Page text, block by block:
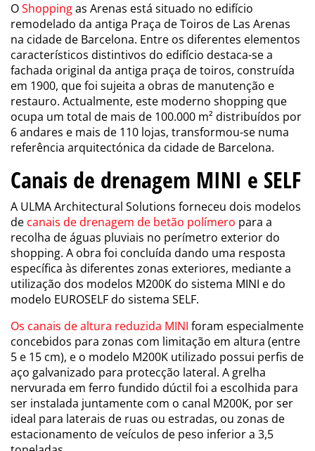
OShoppingas Arenas está situado no edifício
remodelado da antiga Praça de Toiros de Las Arenas
na cidade de Barcelona. Entre os diferentes elementos
característicos distintivos do edifício destaca-se a
fachada original da antiga praça de toiros, construída
em 1900, que foi sujeita a obras de manutenção e
restauro. Actualmente, este moderno shopping que
ocupa um total de mais de 100.000 m² distribuídos por
6 andares e mais de 110 lojas, transformou-se numa
referência arquitectónica da cidade de Barcelona.
Canais de drenagem MINI e SELF
A ULMA Architectural Solutions forneceu dois modelos
de canais de drenagem de betão polímero para a
recolha de águas pluviais no perímetro exterior do
shopping. A obra foi concluída dando uma resposta
específica às diferentes zonas exteriores, mediante a
utilização dos modelos M200K do sistema MINI e do
modelo EUROSELF do sistema SELF.
Os canais de altura reduzida MINI foram especialmente
concebidos para zonas com limitação em altura (entre
5 e 15 cm), e o modelo M200K utilizado possui perfis de
aço galvanizado para protecção lateral. A grelha
nervurada em ferro fundido dúctil foi a escolhida para
ser instalada juntamente com o canal M200K, por ser
ideal para laterais de ruas ou estradas, ou zonas de
estacionamento de veículos de peso inferior a 3,5